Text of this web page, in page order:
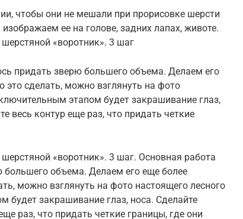
чтобы они не мешали при прорисовке шерсти
ее на голове, задних лапах, животе.
«воротник». 3 шаг
придать зверю большего объема. Делаем его
сделать, можно взглянуть на фото
этапом будет закрашивание глаз,
весь контур еще раз, что придать четкие
«воротник». 3 шаг. Основная работа
большего объема. Делаем его еще более
можно взглянуть на фото настоящего лесного
закрашивание глаз, носа. Сделайте
раз, что придать четкие границы, где они